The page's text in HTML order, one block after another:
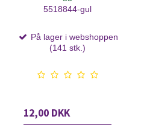
5518844-gul
På lager i webshoppen
(141 stk.)
12,00 DKK